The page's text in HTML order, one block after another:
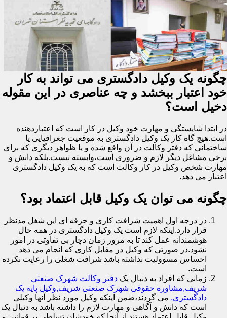
چگونه یک وکیل دادگستری می تواند به کار
خود اعتبار ببخشد و چه عناصری در این مقوله
دخیل است؟
در ابتدا شایستگی و مهارت خود وکیل در کار است که اعتباردهنده
است.هیچ گاه کار یک وکیل دادگستری به موقعیت جغرافیایی یا
ساختمانی که دفتر وکالت در آن واقع شده و یا ظواهر دیگری که برای
برخی مشاغل دیگر لازم و ضروری است،وابسته نیست.بلکه دانش و
مهارت شخص وکیل در کار وکالت است که به یک وکیل دادگستری
اعتبار می دهد.
چگونه می توان یک وکیل قابل اعتماد بود؟
در درجه اول اهمیت شرافت کاری و حرفه ای این شغل مدنظر
قرار دارد.اینکه لازم است یک وکیل دادگستری در همه حال
هوشمندانه عمل کند تا به مرور زمان دچار بی تفاوتی در امور
نشود.در صورتی که وکیل در مقابل کاری که انجام می دهد
احساس مسوولیت نداشته باشد شرافت شغلی را رعایت نکرده
است.
زمانی که افراد به دنبال یک دفتر وکالت شهرک صنعتی
شریف,مشاوره حقوقی شهرک صنعتی شریف,وکیل پایه یک
دادگستری, می گردند،ضمن اینکه وکیل مورد نظر آنها وکیلی
است که دانش و آگاهی و مهارت لازم را داشته باشد به دنبال یک